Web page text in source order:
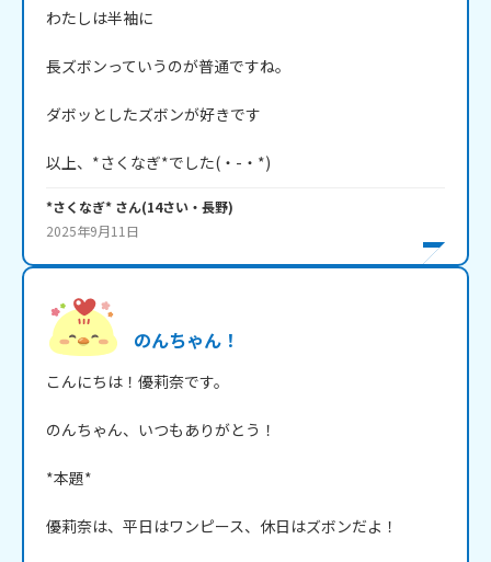
わたしは半袖に
長ズボンっていうのが普通ですね。
ダボッとしたズボンが好きです
以上、*さくなぎ*でした(・-・*)
*さくなぎ* さん(14さい・ 長野)
2025年9月11日
のんちゃん！
こんにちは！優莉奈です。
のんちゃん、いつもありがとう！
*本題*
優莉奈は、平日はワンピース、休日はズボンだよ！